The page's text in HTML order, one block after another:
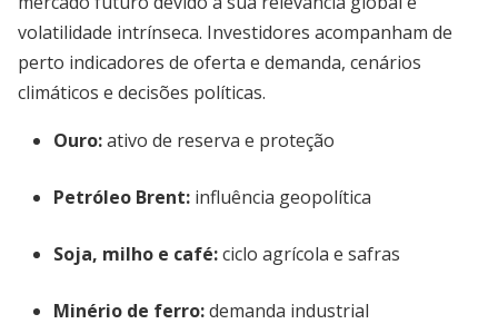
volatilidade intrínseca. Investidores acompanham de
perto indicadores de oferta e demanda, cenários
climáticos e decisões políticas.
Ouro:ativo de reserva e proteção
Petróleo Brent: influência geopolítica
Soja, milho e café:ciclo agrícola e safras
Minério de ferro:demanda industrial